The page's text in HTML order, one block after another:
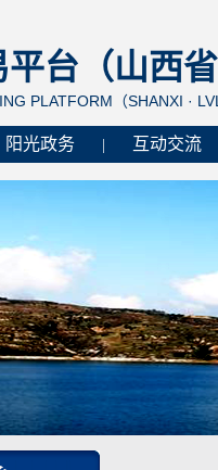
台（山西
PLATFORM（SHANXI ·
阳光政务 互动交流